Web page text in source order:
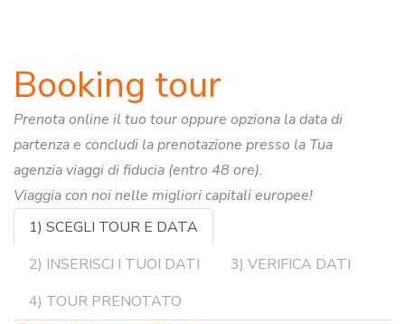
Booking tour
Prenota online il tuo tour oppure opziona la data di
partenza e concludi la prenotazione presso la Tua
agenzia viaggi di fiducia (entro 48 ore).
Viaggia con noi nelle migliori capitali europee!
1) SCEGLI TOUR E DATA
2) INSERISCI I TUOI DATI
3) VERIFICA DATI
4) TOUR PRENOTATO